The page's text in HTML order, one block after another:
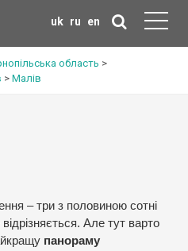
uk ru en
область >
> Малів
– три з половиною сотні
Але тут варто
панораму